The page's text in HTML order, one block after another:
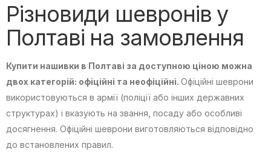
Різновиди шевронів у
Полтаві на замовлення
Купити нашивки в Полтаві за доступною ціною можна
двох категорій: офіційні та неофіційні. Офіційні шеврони
використовуються в армії (поліції або інших державних
структурах) і вказують на звання, посаду або особливі
досягнення. Офіційні шеврони виготовляються відповідно
до встановлених правил.